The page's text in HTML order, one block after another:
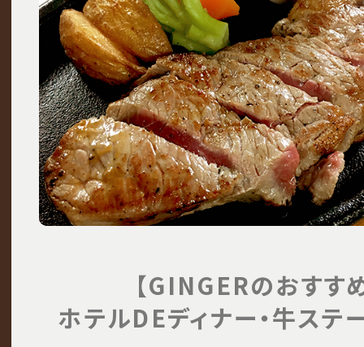
【GINGERのおすす
ホテルDEディナー・牛ステ